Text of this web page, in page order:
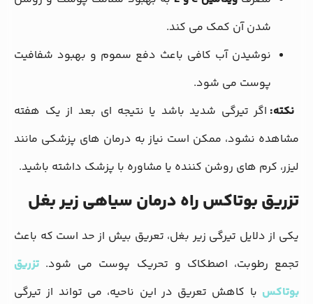
شدن آن کمک می کند.
نوشیدن آب کافی باعث دفع سموم و بهبود شفافیت
پوست می شود.
نکته: اگر تیرگی شدید باشد یا نتیجه ای بعد از یک هفته
مشاهده نشود، ممکن است نیاز به درمان های پزشکی مانند
لیزر، کرم های روشن کننده یا مشاوره با پزشک داشته باشید.
تزریق بوتاکس راه درمان سیاهی زیر بغل
یکی از دلایل تیرگی زیر بغل، تعریق بیش از حد است که باعث
تجمع رطوبت، اصطکاک و تحریک پوست می شود. تزریق
بوتاکس با کاهش تعریق در این ناحیه، می تواند از تیرگی